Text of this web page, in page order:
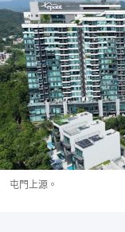
屯門上源。